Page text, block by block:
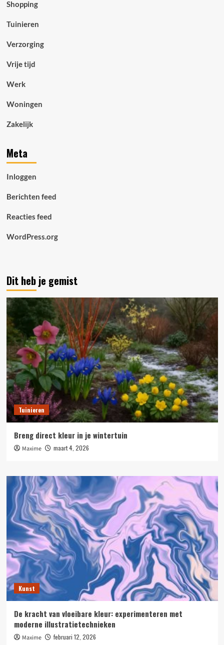
Shopping
Tuinieren
Verzorging
Vrije tijd
Werk
Woningen
Zakelijk
Meta
Inloggen
Berichten feed
Reacties feed
WordPress.org
Dit heb je gemist
Tuinieren
Breng direct kleur in je wintertuin
Maxime maart 4, 2026
Kunst
De kracht van vloeibare kleur: experimenteren met
moderne illustratietechnieken
Maxime februari 12, 2026